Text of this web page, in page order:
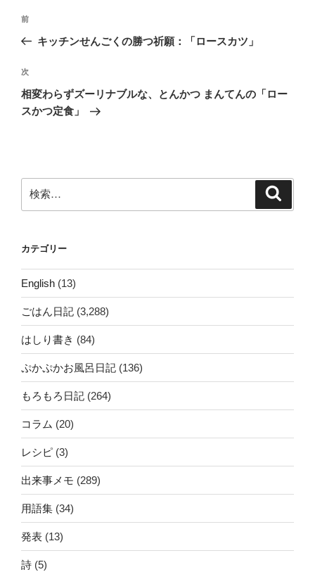
投
ビ
ゲ
ー
前
の
稿
前
キッチンせんごくの勝つ祈願：「ロースカツ」
次
の
投
次
相変わらずズーリナブルな、とんかつ まんてんの「ロー
スかつ定食」
索:
カテゴリー
English (13)
ごはん日記 (3,288)
はしり書き (84)
ぷかぷかお風呂日記 (136)
もろもろ日記 (264)
コラム (20)
レシピ (3)
出来事メモ (289)
用語集 (34)
発表 (13)
詩 (5)